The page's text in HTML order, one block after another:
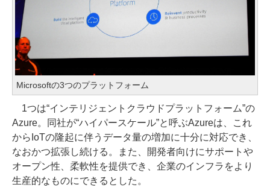
Microsoftの3つのプラットフォーム
1つは“インテリジェントクラウドプラットフォーム”の
Azure。同社が“ハイパースケール”と呼ぶAzureは、これ
からIoTの隆起に伴うデータ量の増加に十分に対応でき、
なおかつ拡張し続ける。また、開発者向けにサポートや
オープン性、柔軟性を提供でき、企業のインフラをより
生産的なものにできるとした。